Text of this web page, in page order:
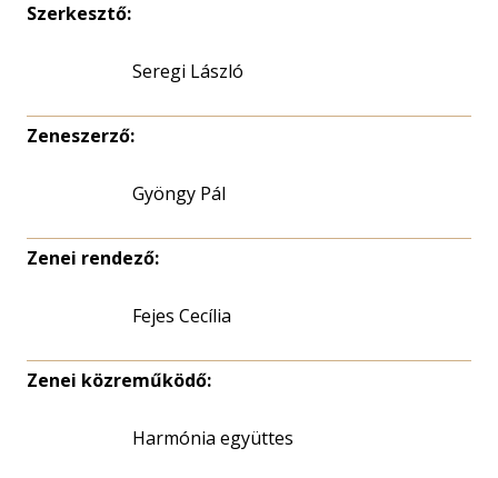
Szerkesztő:
Seregi László
Zeneszerző:
Gyöngy Pál
Zenei rendező:
Fejes Cecília
Zenei közreműködő:
Harmónia együttes